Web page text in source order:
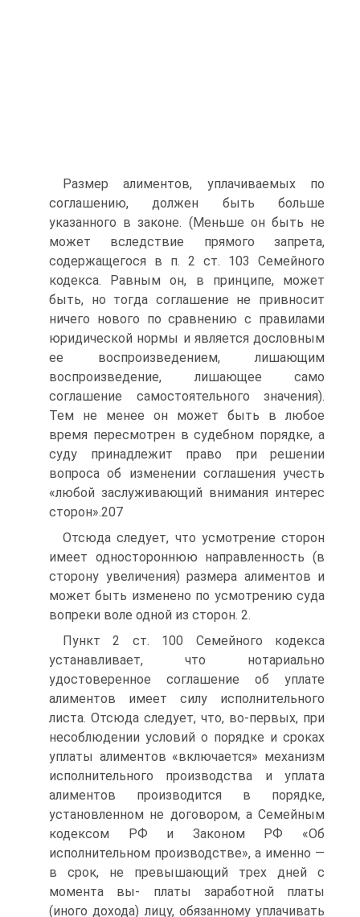
Размер алиментов, уплачиваемых по
соглашению, должен быть больше
указанного в законе. (Меньше он быть не
может вследствие прямого запрета,
содержащегося в п. 2 ст. 103 Семейного
кодекса. Равным он, в принципе, может
быть, но тогда соглашение не привносит
ничего нового по сравнению с правилами
юридической нормы и является дословным
ее воспроизведением, лишающим
воспроизведение, лишающее само
соглашение самостоятельного значения).
Тем не менее он может быть в любое
время пересмотрен в судебном порядке, а
суду принадлежит право при решении
вопроса об изменении соглашения учесть
«любой заслуживающий внимания интерес
сторон».207
Отсюда следует, что усмотрение сторон
имеет одностороннюю направленность (в
сторону увеличения) размера алиментов и
может быть изменено по усмотрению суда
вопреки воле одной из сторон. 2.
Пункт 2 ст. 100 Семейного кодекса
устанавливает, что нотариально
удостоверенное соглашение об уплате
алиментов имеет силу исполнительного
листа. Отсюда следует, что, во-первых, при
несоблюдении условий о порядке и сроках
уплаты алиментов «включается» механизм
исполнительного производства и уплата
алиментов производится в порядке,
установленном не договором, а Семейным
кодексом РФ и Законом РФ «Об
исполнительном производстве», а именно —
в срок, не превышающий трех дней с
момента вы- платы заработной платы
(иного дохода) лицу, обязанному уплачивать